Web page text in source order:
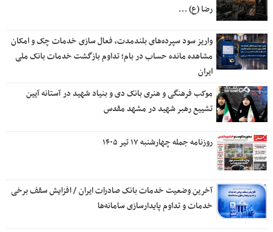
رضا (ع) …
واریز سود سپرده‌های بلندمدت، فعال سازی خدمات چک و امکان
مشاهده مانده حساب در بام؛ تداوم بازگشت خدمات بانک ملی
ایران
موکب فرهنگی و هنری بانک دی و بنیاد شهید در آستانه آیین
تشییع رهبر شهید در مشهد مقدس
روزنامه جمله چهارشنبه ۱۷ تیر ۱۴۰۵
آخرین وضعیت خدمات بانک صادرات ایران / افزایش سقف برخی
خدمات و تداوم پایدارسازی سامانه‌ها